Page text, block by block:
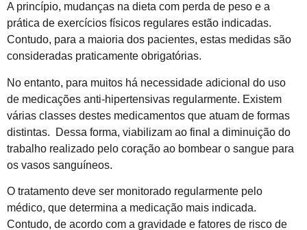
A princípio, mudanças na dieta com perda de peso e a
prática de exercícios físicos regulares estão indicadas.
Contudo, para a maioria dos pacientes, estas medidas são
consideradas praticamente obrigatórias.
No entanto, para muitos há necessidade adicional do uso
de medicações anti-hipertensivas regularmente. Existem
várias classes destes medicamentos que atuam de formas
distintas. Dessa forma, viabilizam ao final a diminuição do
trabalho realizado pelo coração ao bombear o sangue para
os vasos sanguíneos.
O tratamento deve ser monitorado regularmente pelo
médico, que determina a medicação mais indicada.
Contudo, de acordo com a gravidade e fatores de risco de